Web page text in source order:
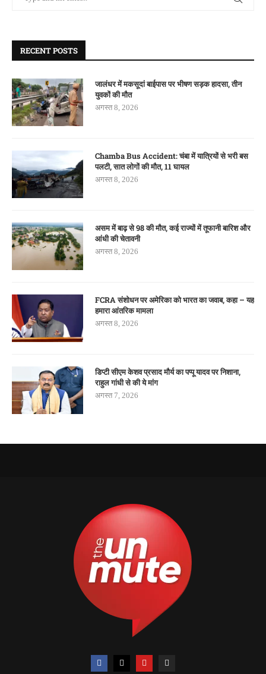
RECENT POSTS
जालंधर में मकसूदां बाईपास पर भीषण सड़क हादसा, तीन
युवकों की मौत
अगस्त 8, 2026
Chamba Bus Accident: चंबा में यात्रियों से भरी बस
पलटी, सात लोगों की मौत, 11 घायल
अगस्त 8, 2026
असम में बाढ़ से 98 की मौत, कई राज्यों में तूफानी बारिश और
आंधी की चेतावनी
अगस्त 8, 2026
FCRA संशोधन पर अमेरिका को भारत का जवाब, कहा – यह
हमारा आंतरिक मामला
अगस्त 8, 2026
डिप्टी सीएम केशव प्रसाद मौर्य का पप्पू यादव पर निशाना,
राहुल गांधी से की ये मांग
अगस्त 7, 2026